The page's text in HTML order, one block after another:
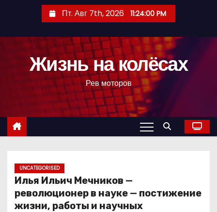
с
Пт. Авг 7th, 2026 11:24:01 PM
Жизнь на колёсах
Рев моторов
UNCATEGORISED
Илья Ильич Мечников —
революционер в науке — постижение
жизни, работы и научных